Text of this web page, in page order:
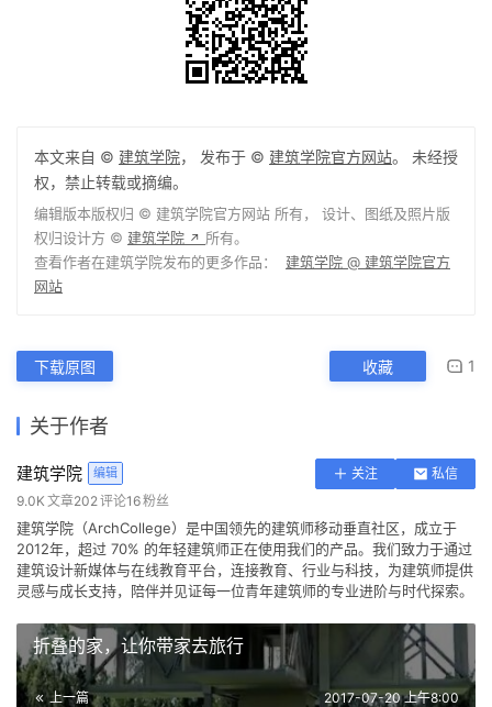
本文来自 © 建筑学院， 发布于 © 建筑学院官方网站。 未经授
权，禁止转载或摘编。
编辑版本版权归 © 建筑学院官方网站 所有， 设计、图纸及照片版
权归设计方 © 建筑学院 ↗ 所有。
查看作者在建筑学院发布的更多作品： 建筑学院 @ 建筑学院官方
网站
下载原图 收藏 1
关于作者
建筑学院 编辑 关注
私信
9.0K 文章202评论16粉丝
建筑学院（ArchCollege）是中国领先的建筑师移动垂直社区，成立于
2012年，超过 70% 的年轻建筑师正在使用我们的产品。我们致力于通过
建筑设计新媒体与在线教育平台，连接教育、行业与科技，为建筑师提供
灵感与成长支持，陪伴并见证每一位青年建筑师的专业进阶与时代探索。
折叠的家，让你带家去旅行
上一篇 2017-07-20 上午8:00